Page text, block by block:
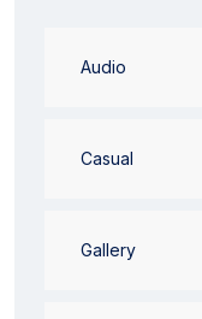
Audio
Casual
Gallery